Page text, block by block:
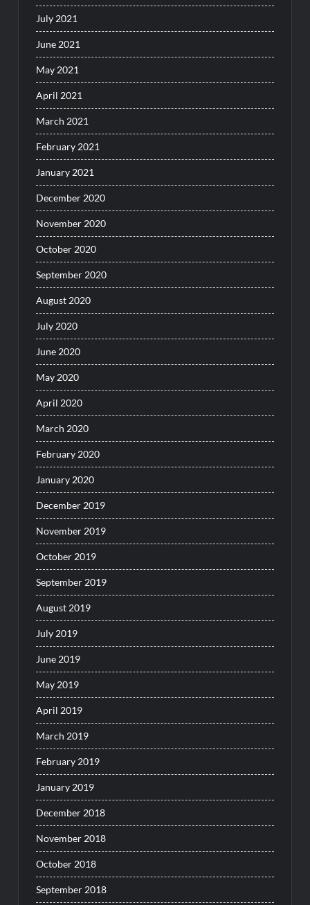
July 2021
June 2021
May 2021
April 2021
March 2021
February 2021
January 2021
December 2020
November 2020
October 2020
September 2020
August 2020
July 2020
June 2020
May 2020
April 2020
March 2020
February 2020
January 2020
December 2019
November 2019
October 2019
September 2019
August 2019
July 2019
June 2019
May 2019
April 2019
March 2019
February 2019
January 2019
December 2018
November 2018
October 2018
September 2018